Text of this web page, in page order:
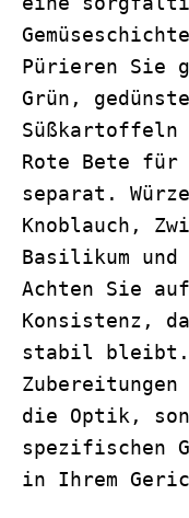
Pürieren Sie
Grün,
Süßkartoffeln
Rote Bete
separat.
Knoblauch,
Basilikum und
Achten Sie
Konsistenz,
stabil bleibt.
die Optik,
spezifischen
in Ihrem